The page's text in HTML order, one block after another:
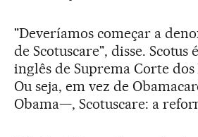
"Deveríamos começar a
de Scotuscare", disse.
inglês de Suprema Corte dos
Ou seja, em vez de
Obama—, Scotuscare: a